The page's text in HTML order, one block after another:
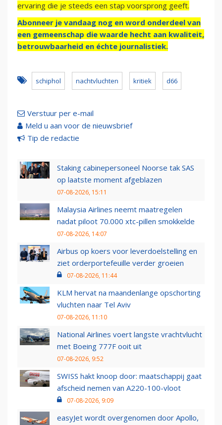
ervaring die je steeds een stap voorsprong geeft.
Abonneer je vandaag nog en word onderdeel van
een gemeenschap die waarde hecht aan kwaliteit,
betrouwbaarheid en échte journalistiek.
schiphol nachtvluchten kritiek d66
Verstuur per e-mail
Meld u aan voor de nieuwsbrief
Tip de redactie
Staking cabinepersoneel Noorse tak SAS
op laatste moment afgeblazen
07-08-2026, 15:11
Malaysia Airlines neemt maatregelen
nadat piloot 70.000 xtc-pillen smokkelde
07-08-2026, 14:07
Airbus op koers voor leverdoelstelling en
ziet orderportefeuille verder groeien
07-08-2026, 11:44
KLM hervat na maandenlange opschorting
vluchten naar Tel Aviv
07-08-2026, 11:10
National Airlines voert langste vrachtvlucht
met Boeing 777F ooit uit
07-08-2026, 9:52
SWISS hakt knoop door: maatschappij gaat
afscheid nemen van A220-100-vloot
07-08-2026, 9:09
easyJet wordt overgenomen door Apollo,